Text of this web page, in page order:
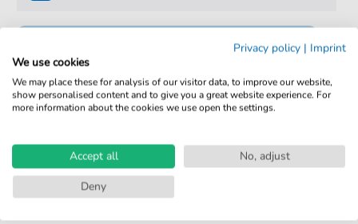
100% Legal & Lizenziert
Von Musikern geprüft
Kein Abo. Fairer Einzelkauf.
Sofortiger Download nach Kauf
Privacy policy | Imprint
We use cookies
We may place these for analysis of our visitor data, to improve our website,
show personalised content and to give you a great website experience. For
more information about the cookies we use open the settings.
Accept all
No, adjust
Deny